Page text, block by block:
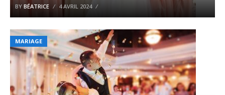
BY BÉATRICE 4 AVRIL 2024
MARIAGE